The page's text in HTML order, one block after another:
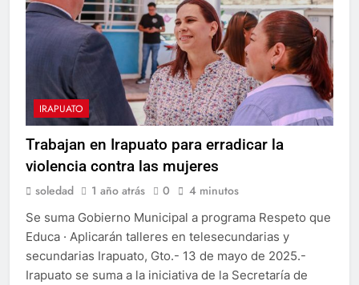
IRAPUATO
Trabajan en Irapuato para erradicar la
violencia contra las mujeres
soledad 1 año atrás 0 4 minutos
Se suma Gobierno Municipal a programa Respeto que
Educa · Aplicarán talleres en telesecundarias y
secundarias Irapuato, Gto.- 13 de mayo de 2025.-
Irapuato se suma a la iniciativa de la Secretaría de